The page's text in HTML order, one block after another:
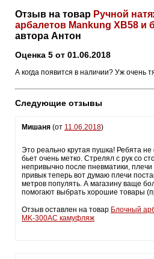
Отзыв на товар Ручной
арбалетов Mankung XB58 и
автора Антон
Оценка 5 от 01.06.2018
А когда появится в наличии? Уж очень
Следующие отзывы
Мишаня (от 11.06.2018)
Это реально крутая пушка! Ребята
бьет очень метко. Стрелял с рук со
непривычно после пневматики,
привык теперь вот думаю плечи
метров популять. А магазину ваще
помогают выбрать хорошие товары
Отзыв оставлен на товар Блочный
MK-300AC камуфляж